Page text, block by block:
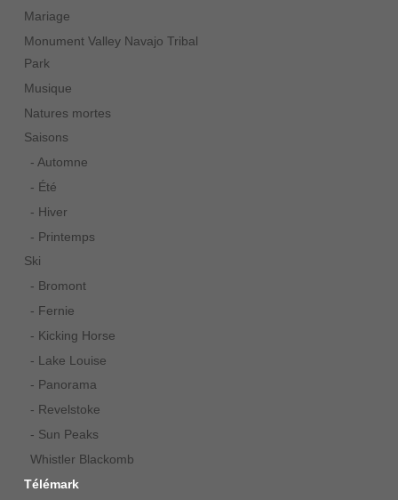
Mariage
Monument Valley Navajo Tribal
Park
Musique
Natures mortes
Saisons
- Automne
- Été
- Hiver
- Printemps
Ski
- Bromont
- Fernie
- Kicking Horse
- Lake Louise
- Panorama
- Revelstoke
- Sun Peaks
Whistler Blackomb
Télémark